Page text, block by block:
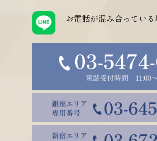
お電話が混み合ってい